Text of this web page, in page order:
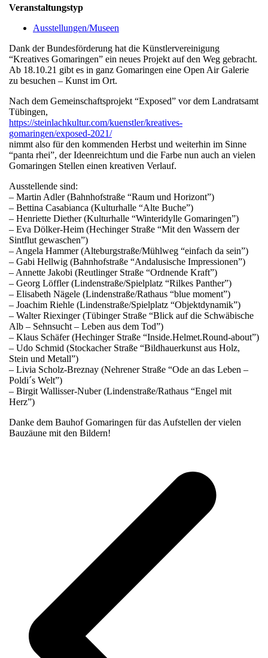
Veranstaltungstyp
Ausstellungen/Museen
Dank der Bundesförderung hat die Künstlervereinigung
“Kreatives Gomaringen” ein neues Projekt auf den Weg gebracht.
Ab 18.10.21 gibt es in ganz Gomaringen eine Open Air Galerie
zu besuchen – Kunst im Ort.
Nach dem Gemeinschaftsprojekt “Exposed” vor dem Landratsamt
Tübingen,
https://steinlachkultur.com/kuenstler/kreatives-
gomaringen/exposed-2021/
nimmt also für den kommenden Herbst und weiterhin im Sinne
“panta rhei”, der Ideenreichtum und die Farbe nun auch an vielen
Gomaringen Stellen einen kreativen Verlauf.
Ausstellende sind:
– Martin Adler (Bahnhofstraße “Raum und Horizont”)
– Bettina Casabianca (Kulturhalle “Alte Buche”)
– Henriette Diether (Kulturhalle “Winteridylle Gomaringen”)
– Eva Dölker-Heim (Hechinger Straße “Mit den Wassern der
Sintflut gewaschen”)
– Angela Hammer (Alteburgstraße/Mühlweg “einfach da sein”)
– Gabi Hellwig (Bahnhofstraße “Andalusische Impressionen”)
– Annette Jakobi (Reutlinger Straße “Ordnende Kraft”)
– Georg Löffler (Lindenstraße/Spielplatz “Rilkes Panther”)
– Elisabeth Nägele (Lindenstraße/Rathaus “blue moment”)
– Joachim Riehle (Lindenstraße/Spielplatz “Objektdynamik”)
– Walter Riexinger (Tübinger Straße “Blick auf die Schwäbische
Alb – Sehnsucht – Leben aus dem Tod”)
– Klaus Schäfer (Hechinger Straße “Inside.Helmet.Round-about”)
– Udo Schmid (Stockacher Straße “Bildhauerkunst aus Holz,
Stein und Metall”)
– Livia Scholz-Breznay (Nehrener Straße “Ode an das Leben –
Poldi´s Welt”)
– Birgit Wallisser-Nuber (Lindenstraße/Rathaus “Engel mit
Herz”)
Danke dem Bauhof Gomaringen für das Aufstellen der vielen
Bauzäune mit den Bildern!